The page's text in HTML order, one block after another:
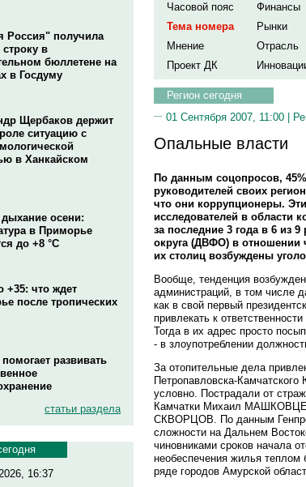
Россия" получила
в
бюллетене на
в Госдуму
Щербаков держит
ситуацию с
в Ханкайском
осени:
в Приморье
до +8 °C
+35: что ждет
после тропических
развивать
статьи раздела
16:37
Часовой пояс
Финансы
Тема номера
Рынки
Мнение
Отрасль
Проект ДК
Регион сегодня
01 Сентября 2007, 11:00 |
Опальные власти
По данным соцопросов,
руководителей своих
что они коррупционеры.
исследователей в области
за последние 3 года в 6 из
округа (ДВФО) в отношении
их столиц возбуждены
Вообще, тенденция
администраций, в том числе
как в свой первый
привлекать к
Тогда в их адрес просто
- в злоупотреблении
За отопительные дела
Петропавловска-
условно. Пострадали от
Камчатки Михаил
СКВОРЦОВ. По данным
сложности на Дальнем
чиновниками сроков начала
необеспечения жилья
ряде городов Амурской